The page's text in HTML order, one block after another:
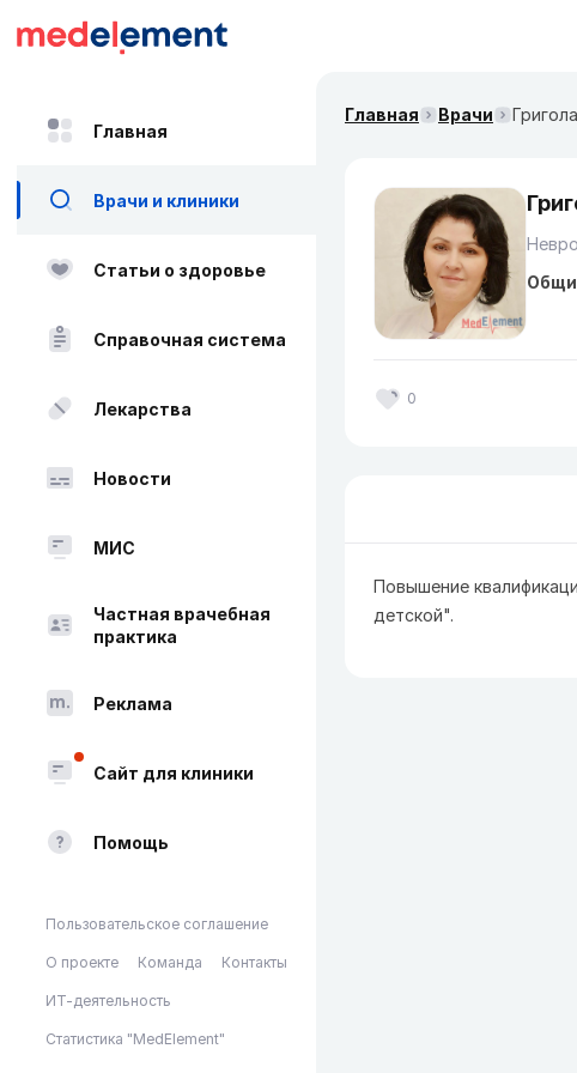
Главная
Врачи и клиники
Статьи о здоровье
Справочная система
Лекарства
Новости
МИС
Частная врачебная
практика
Реклама
Сайт для клиники
Помощь
Пользовательское соглашение
О проекте Команда Контакты
ИТ-деятельность
Статистика "MedElement"
Главная Врачи
0
Повышение
детской".